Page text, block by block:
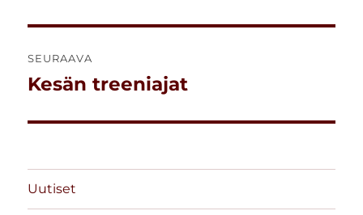
SEURAAVA
Seuraava
Kesän treeniajat
Uutiset